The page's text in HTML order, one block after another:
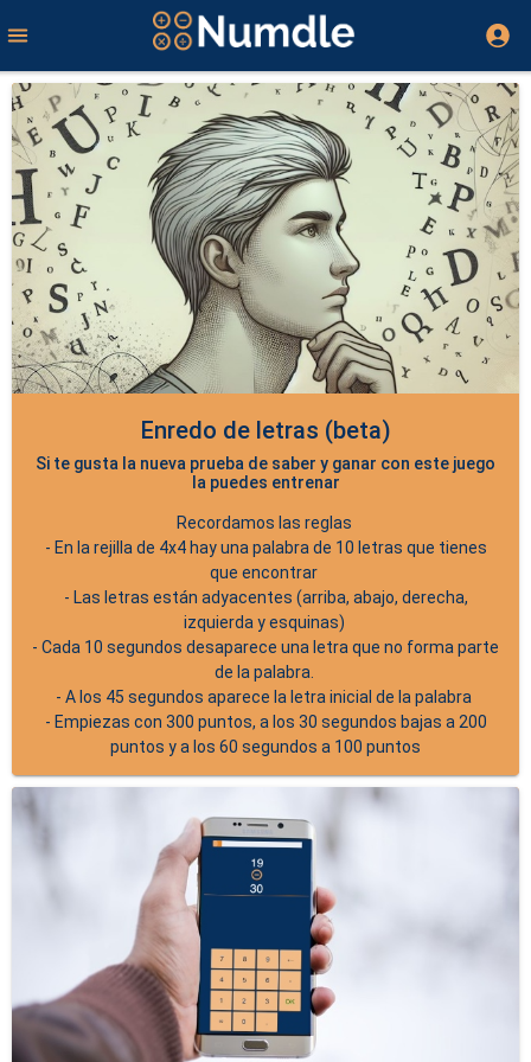
Enredo de letras (beta)
Si te gusta la nueva prueba de saber y ganar con este juego
la puedes entrenar
Recordamos las reglas
- En la rejilla de 4x4 hay una palabra de 10 letras que tienes
que encontrar
- Las letras están adyacentes (arriba, abajo, derecha,
izquierda y esquinas)
- Cada 10 segundos desaparece una letra que no forma parte
de la palabra.
- A los 45 segundos aparece la letra inicial de la palabra
- Empiezas con 300 puntos, a los 30 segundos bajas a 200
puntos y a los 60 segundos a 100 puntos